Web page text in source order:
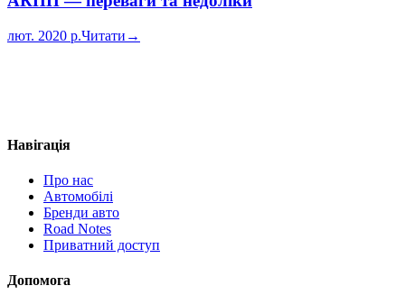
лют. 2020 р.Читати →
Навігація
Про нас
Автомобілі
Бренди авто
Road Notes
Приватний доступ
Допомога